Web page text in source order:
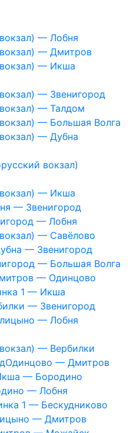
— Лобня
— Дмитров
— Икша
— Звенигород
— Талдом
— Большая Волга
— Дубна
вокзал)
— Икша
— Звенигород
— Лобня
— Савёлово
— Звенигород
— Большая Волга
— Одинцово
1 — Икша
— Звенигород
— Лобня
— Вербилки
Одинцово — Дмитров
— Бородино
— Лобня
1 — Бескудниково
— Дмитров